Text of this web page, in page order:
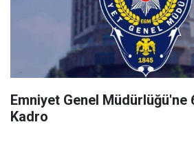
Emniyet Genel Müdürlüğü'ne
Kadro